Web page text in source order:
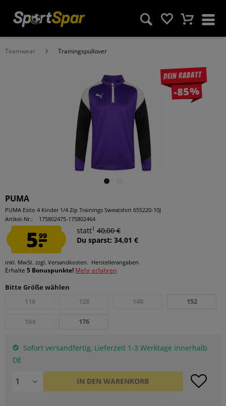
Teamwear Trainingspullover
Dein Rabatt
-85%
PUMA
PUMA Esito 4 Kinder 1/4 Zip Trainings Sweatshirt 655220-10J
Artikel-Nr.:
175802475-175802464
5.99
statt1 40,00 €
Du sparst: 34,01 €
inkl. MwSt. zzgl. Versandkosten. Herstellerangaben
Erhalte 5 Bonuspunkte! Mehr erfahren
Bitte Größe wählen
116
128 140 152
164 176
Sofort versandfertig, Lieferzeit 1-3 Werktage innerhalb
DE
IN DEN WARENKORB